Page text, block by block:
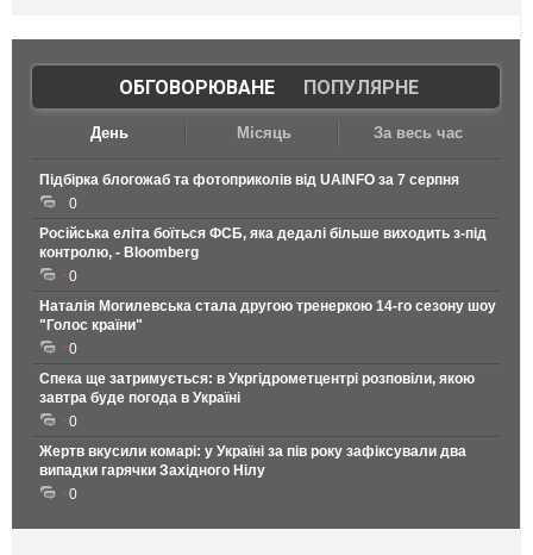
ОБГОВОРЮВАНЕ| ПОПУЛЯРНЕ
День Місяць За весь час
Підбірка блогожаб та фотоприколів від UAINFO за 7 серпня
0
Російська еліта боїться ФСБ, яка дедалі більше виходить з-під
контролю, - Bloomberg
0
Наталія Могилевська стала другою тренеркою 14-го сезону шоу
"Голос країни"
0
Спека ще затримується: в Укргідрометцентрі розповіли, якою
завтра буде погода в Україні
0
Жертв вкусили комарі: у Україні за пів року зафіксували два
випадки гарячки Західного Нілу
0